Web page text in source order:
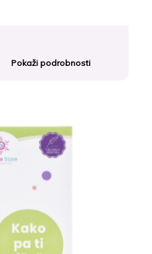
Pokaži podrobnosti